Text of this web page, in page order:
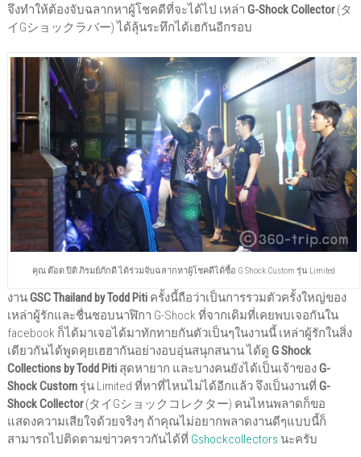
จึงทำให้ต้องจับฉลากหาผู้โชคดีที่จะได้ไป เหล่า G-Shock Collector(タ
イGショックラバー) ได้ลุ้นระทึกได้เฮกันอีกรอบ
คุณ ต๊อด ปิติ ภิรมย์ภักดี ได้ร่วมจับฉลากหาผู้โชคดีได้ซื้อ G Shock Custom รุ่น Limited
งานGSC Thailand by Todd Pitiครั้งนี้ถือว่าเป็นการรวมตัวครั้งใหญ่ของ
เหล่าผู้รักและชื่นชอบนาฬิกา G-Shock ที่จากเดิมที่เคยพบเจอกันใน
facebook ก็ได้มาเจอได้มาทักทายกันตัวเป็นๆในงานนี้ เหล่าผู้รักในสิ่ง
เดียวกันได้พูดคุยเฮฮากันอย่างอบอุ่นสนุกสนาน ได้ดู G Shock
Collections by Todd Pitiสุดหายาก และบางคนยังได้เป็นเจ้าของG-
Shock Customรุ่น Limited ที่หาที่ไหนไม่ได้อีกแล้ว จึงเป็นงานที่ G-
Shock Collector(タイGショックコレクター) คนไหนพลาดก็ขอ
แสดงความเสียใจด้วยจริงๆ ถ้าคุณไม่อยากพลาดงานดีๆแบบนี้ก็
สามารถไปติดตามข่าวคราวกันได้ที่ Gshockcollectors นะครับ